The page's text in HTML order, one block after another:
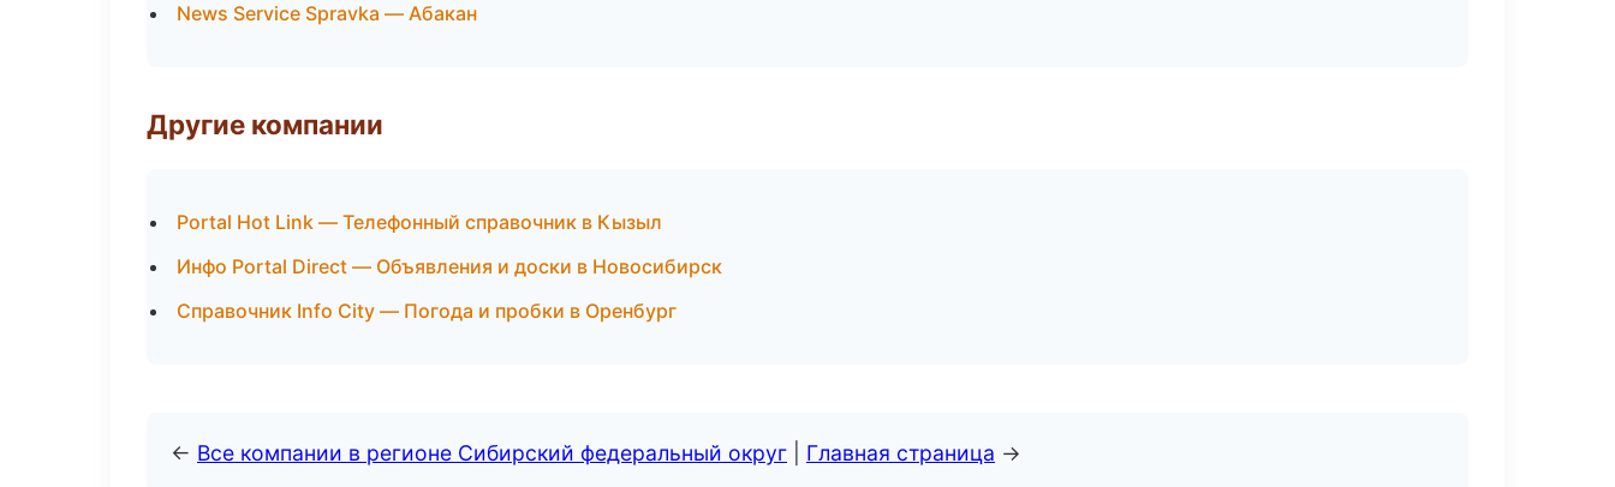
News Service Spravka — Абакан
Другие компании
Portal Hot Link — Телефонный справочник в Кызыл
Инфо Portal Direct — Объявления и доски в Новосибирск
Справочник Info City — Погода и пробки в Оренбург
← Все компании в регионе Сибирский федеральный округ Главная страница →